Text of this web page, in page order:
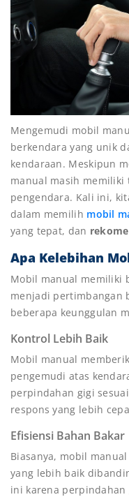
Mengemudi mobil manual menawarkan sensasi
berkendara yang unik
kendaraan. Meskipun
manual masih memiliki
pengendara. Kali ini,
dalam memilih mobil
yang tepat, dan
Apa Kelebihan
Mobil manual memiliki
menjadi pertimbangan
beberapa keunggulan
Kontrol Lebih Baik
Mobil manual
pengemudi atas
perpindahan gigi
respons yang lebih
Efisiensi Bahan Bakar
Biasanya, mobil
yang lebih baik
ini karena